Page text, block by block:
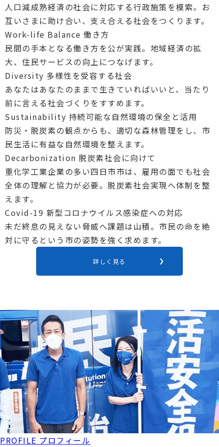
人口減成熟経済の社会に対応する行政施策を模索。お
互いさまに助け合い、支え合える社会をつくります。
Work-life Balance 働き方
民間の手本となる働き方を公が実践。地域経済の拡
大、住民サービスの向上につなげます。
Diversity 多様性を受容する社会
あなたはあなたのままで生きていればいいと、当たり
前に言える社会づくりをすすめます。
Sustainability 持続可能な自然環境の保全と活用
防災・脱炭素の観点からも、適切な森林管理をし、市
民生活に有益な自然環境を整えます。
Decarbonization 脱炭素社会に向けて
重化学工業企業の多い四日市市は、雇用の面でも社会
全体の理解と協力が必要。脱炭素社会実現へ体制を整
えます。
Covid-19 新型コロナウイルス感染症への対応
未だ終息の見えない脅威へ課題は山積。市民の命を絶
対に守るという市の姿勢を強く求めます。
詳しく見る
PROFILE プロフィール